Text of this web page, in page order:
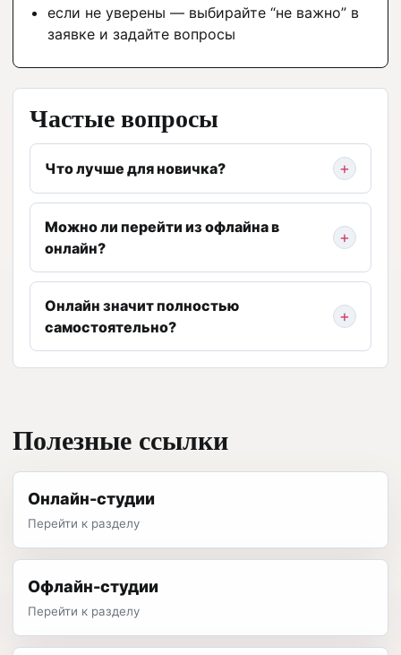
если не уверены — выбирайте “не важно” в
заявке и задайте вопросы
Частые вопросы
Что лучше для новичка?
Можно ли перейти из офлайна в
онлайн?
Онлайн значит полностью
самостоятельно?
Полезные ссылки
Онлайн-студии
Перейти к разделу
Офлайн-студии
Перейти к разделу